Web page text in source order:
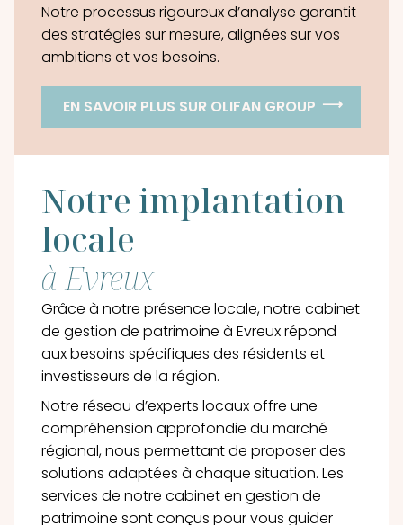
Notre processus rigoureux d’analyse garantit
des stratégies sur mesure, alignées sur vos
ambitions et vos besoins.
EN SAVOIR PLUS SUR OLIFAN GROUP
Notre implantation
locale
à Evreux
Grâce à notre présence locale, notre cabinet
de gestion de patrimoine à Evreux répond
aux besoins spécifiques des résidents et
investisseurs de la région.
Notre réseau d’experts locaux offre une
compréhension approfondie du marché
régional, nous permettant de proposer des
solutions adaptées à chaque situation. Les
services de notre cabinet en gestion de
patrimoine sont conçus pour vous guider